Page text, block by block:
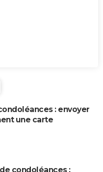
: envoyer
une carte
condoléances :